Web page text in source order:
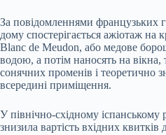
За повідомленнями французьких
дому спостерігається ажіотаж
Blanc de Meudon, або медове
водою, а потім наносять на
сонячних променів і теоретично
всередині приміщення.
У північно-східному іспанському
знизила вартість вхідних